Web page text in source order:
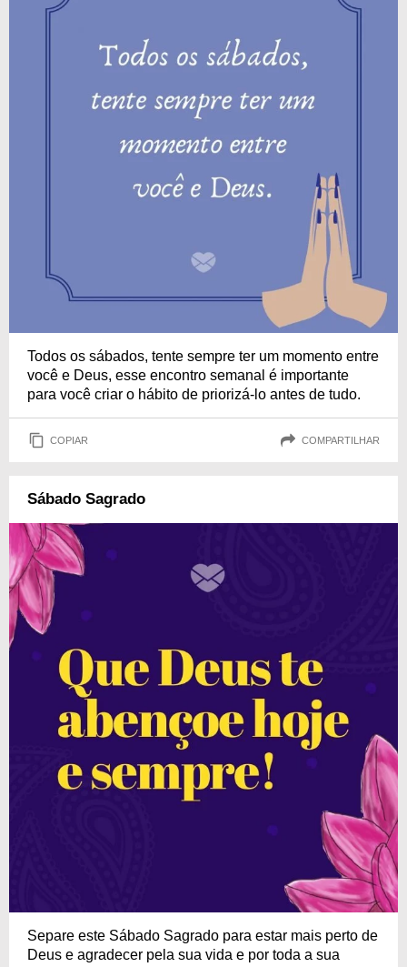
Todos os sábados, tente sempre ter um momento entre
você e Deus, esse encontro semanal é importante
para você criar o hábito de priorizá-lo antes de tudo.
COPIAR COMPARTILHAR
Sábado Sagrado
Separe este Sábado Sagrado para estar mais perto de
Deus e agradecer pela sua vida e por toda a sua